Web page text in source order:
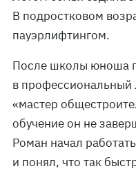
В подростковом
пауэрлифтингом.
После школы юноша
в профессиональный
«мастер
обучение он не
Роман начал
и понял, что так